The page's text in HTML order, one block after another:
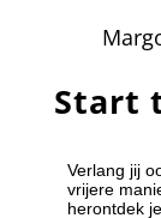
Start
Verlang jij
vrijere
herontdek